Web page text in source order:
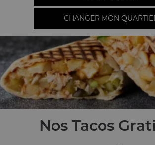
CHANGER MON
Nos Tacos